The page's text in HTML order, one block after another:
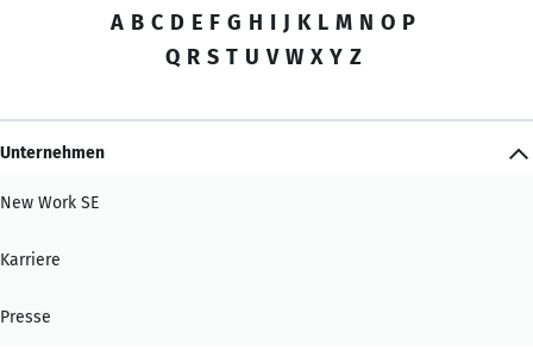
A B C D E F G H I J K L M N O P
Q R S T U V W X Y Z
Unternehmen
New Work SE
Karriere
Presse